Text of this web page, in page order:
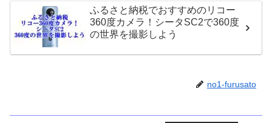
ふるさと納税でおすすめのリコー
360度カメラ！シータSC2で360度
の世界を撮影しよう
no1-furusato